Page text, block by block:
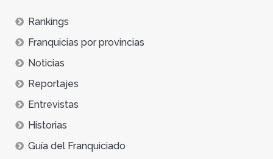
Rankings
Franquicias por provincias
Noticias
Reportajes
Entrevistas
Historias
Guía del Franquiciado